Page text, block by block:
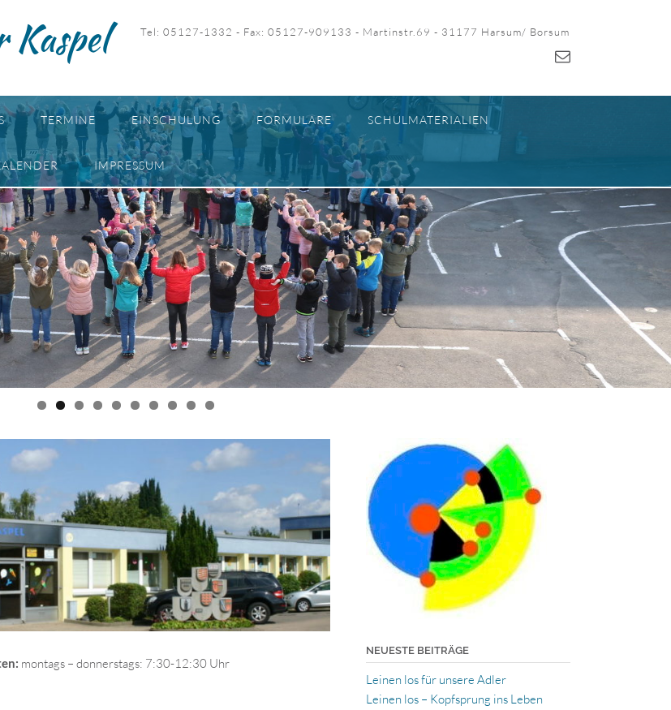
Kaspel Tel: 05127-1332 - Fax: 05127-909133 - Martinstr.69 - 31177 Harsum/ Borsum
TERMINE EINSCHULUNG FORMULARE SCHULMATERIALIEN
IMPRESSUM
montags – donnerstags: 7:30-12:30 Uhr
NEUESTE BEITRÄGE
Leinen los für unsere Adler
Leinen los – Kopfsprung ins Leben